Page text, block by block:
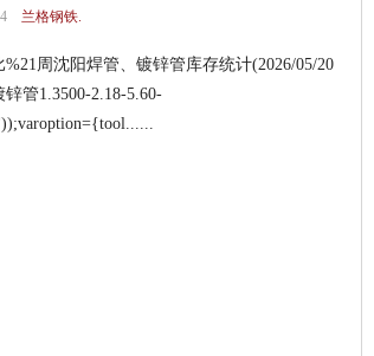
兰格钢铁.
周沈阳焊管、镀锌管库存统计(2026/05/20
管1.3500-2.18-5.60-